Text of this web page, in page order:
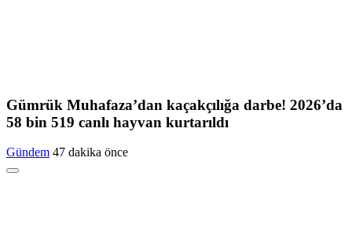
Gümrük Muhafaza’dan kaçakçılığa darbe! 2026’da
58 bin 519 canlı hayvan kurtarıldı
Gündem 47 dakika önce